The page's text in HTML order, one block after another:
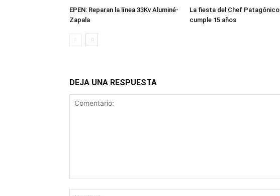
EPEN: Reparan la línea 33Kv Aluminé-
Zapala
La fiesta del Chef Patagónico
cumple 15 años
DEJA UNA RESPUESTA